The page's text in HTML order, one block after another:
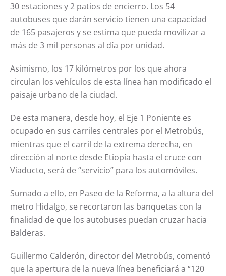
30 estaciones y 2 patios de encierro. Los 54
autobuses que darán servicio tienen una capacidad
de 165 pasajeros y se estima que pueda movilizar a
más de 3 mil personas al día por unidad.
Asimismo, los 17 kilómetros por los que ahora
circulan los vehículos de esta línea han modificado el
paisaje urbano de la ciudad.
De esta manera, desde hoy, el Eje 1 Poniente es
ocupado en sus carriles centrales por el Metrobús,
mientras que el carril de la extrema derecha, en
dirección al norte desde Etiopía hasta el cruce con
Viaducto, será de “servicio” para los automóviles.
Sumado a ello, en Paseo de la Reforma, a la altura del
metro Hidalgo, se recortaron las banquetas con la
finalidad de que los autobuses puedan cruzar hacia
Balderas.
Guillermo Calderón, director del Metrobús, comentó
que la apertura de la nueva línea beneficiará a “120